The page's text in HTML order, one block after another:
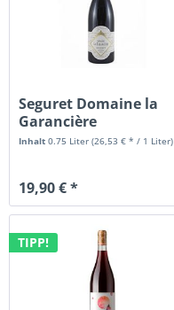
Seguret Domaine la
Garancière
Inhalt0.75 Liter(26,53 € * / 1 Liter)
19,90 € *
TIPP!